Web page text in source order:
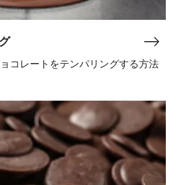
で
パ
リ
ン
グ
コレートをテンパリングする方法